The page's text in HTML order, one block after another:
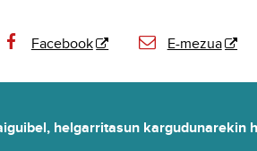
Facebook E-mezua
helgarritasun kargudunarekin